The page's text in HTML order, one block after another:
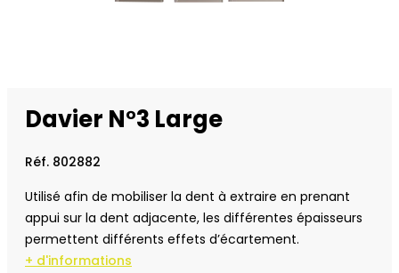
Davier N°3 Large
Réf. 802882
Utilisé afin de mobiliser la dent à extraire en prenant
appui sur la dent adjacente, les différentes épaisseurs
permettent différents effets d’écartement.
+ d'informations